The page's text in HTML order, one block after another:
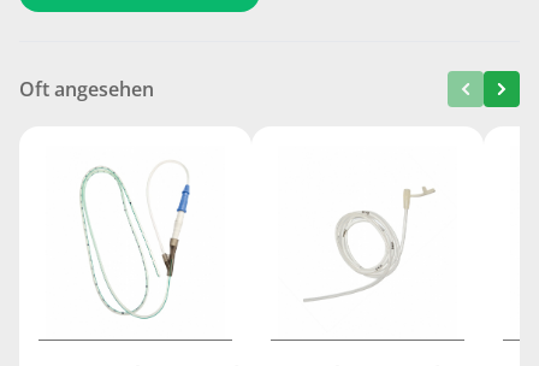
Oft angesehen